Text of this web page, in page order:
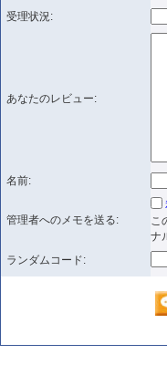
受理状況:
あなたのレビュー:
名前:
管理者へのメモを送る:
こ
ナ
ランダムコード: